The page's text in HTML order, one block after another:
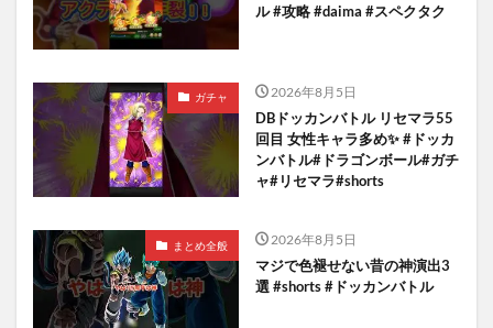
ル #攻略 #daima #スペクタク
ガチャ 2026年8月5日
DBドッカンバトル リセマラ55
回目 女性キャラ多め✨️ #ドッカ
ンバトル#ドラゴンボール#ガチ
ャ#リセマラ#shorts
まとめ全般 2026年8月5日
マジで色褪せない昔の神演出3
選 #shorts #ドッカンバトル